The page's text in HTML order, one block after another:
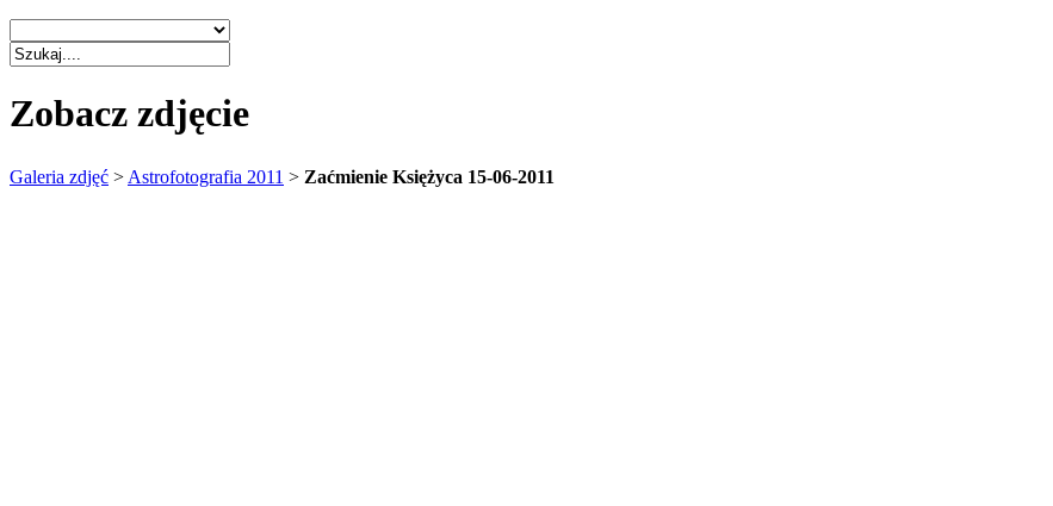
Zobacz zdjęcie
Galeria zdjęć > Astrofotografia 2011 > Zaćmienie Księżyca 15-06-2011